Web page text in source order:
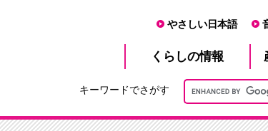
やさしい日本語
くらしの情報
キーワードでさがす